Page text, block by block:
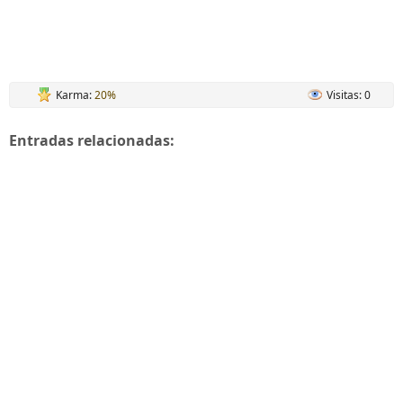
Karma:20% Visitas: 0
Entradas relacionadas: